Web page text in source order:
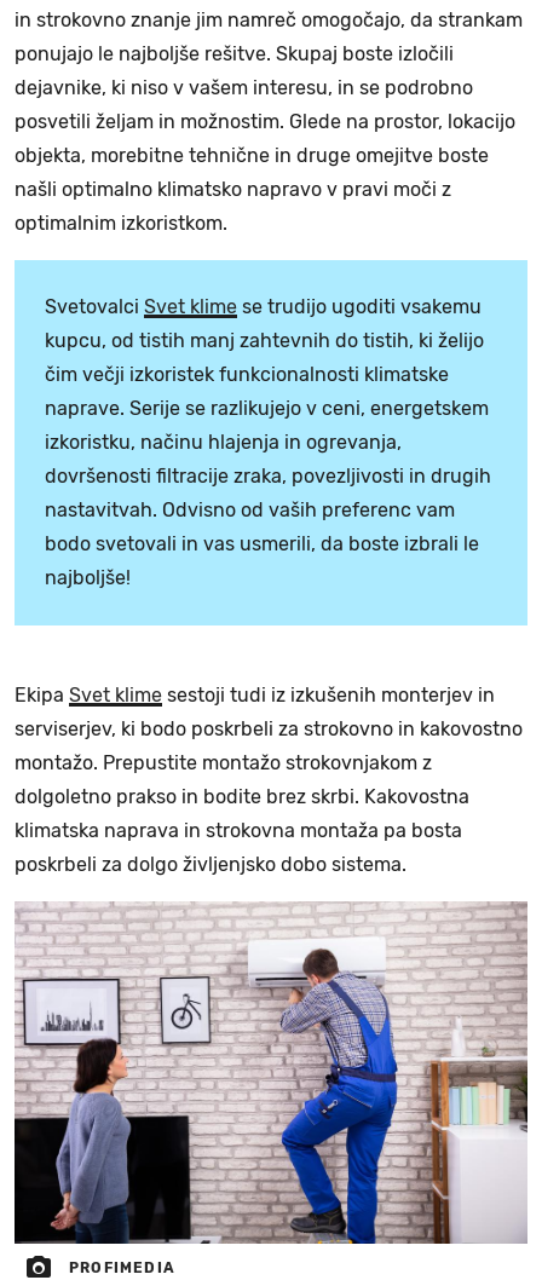
in strokovno znanje jim namreč omogočajo, da strankam
ponujajo le najboljše rešitve. Skupaj boste izločili
dejavnike, ki niso v vašem interesu, in se podrobno
posvetili željam in možnostim. Glede na prostor, lokacijo
objekta, morebitne tehnične in druge omejitve boste
našli optimalno klimatsko napravo v pravi moči z
optimalnim izkoristkom.
Svetovalci Svet klime se trudijo ugoditi vsakemu
kupcu, od tistih manj zahtevnih do tistih, ki želijo
čim večji izkoristek funkcionalnosti klimatske
naprave. Serije se razlikujejo v ceni, energetskem
izkoristku, načinu hlajenja in ogrevanja,
dovršenosti filtracije zraka, povezljivosti in drugih
nastavitvah. Odvisno od vaših preferenc vam
bodo svetovali in vas usmerili, da boste izbrali le
najboljše!
Ekipa Svet klime sestoji tudi iz izkušenih monterjev in
serviserjev, ki bodo poskrbeli za strokovno in kakovostno
montažo. Prepustite montažo strokovnjakom z
dolgoletno prakso in bodite brez skrbi. Kakovostna
klimatska naprava in strokovna montaža pa bosta
poskrbeli za dolgo življenjsko dobo sistema.
PROFIMEDIA